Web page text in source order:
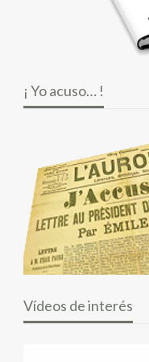
¡ Yo acuso… !
Vídeos de interés